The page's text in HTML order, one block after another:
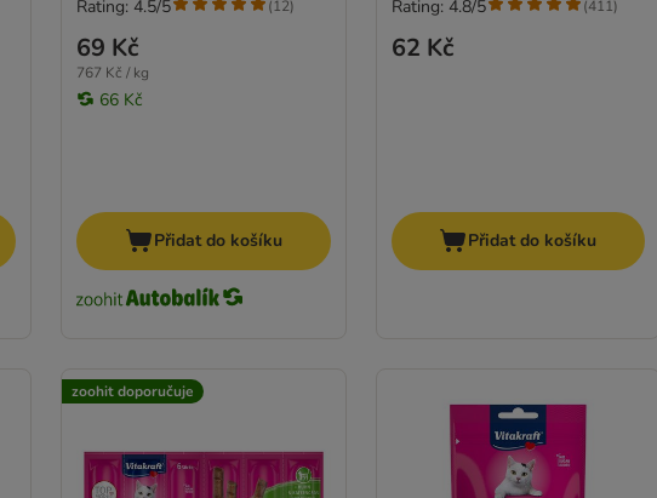
69 Kč
767 Kč / kg
66 Kč
Rating: 4.5/5 (12)
Přidat do košíku
62 Kč
Rating: 4.8/5 (411)
Přidat do košíku
zoohit doporučuje